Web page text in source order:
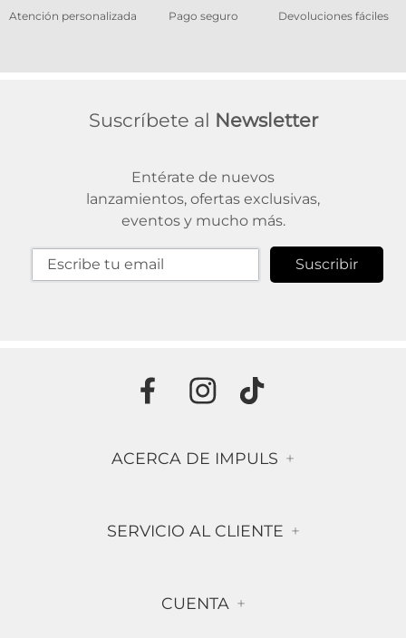
Atención personalizada Pago seguro Devoluciones fáciles
Suscríbete al Newsletter
Entérate de nuevos
lanzamientos, ofertas exclusivas,
eventos y mucho más.
Suscribir
ACERCA DE IMPULS +
Contáctanos
SERVICIO AL CLIENTE +
CUENTA +